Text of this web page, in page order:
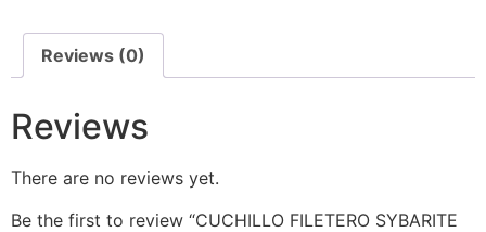
Reviews (0)
Reviews
There are no reviews yet.
Be the first to review “CUCHILLO FILETERO SYBARITE